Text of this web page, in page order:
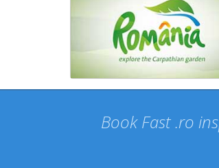
Book Fast .ro